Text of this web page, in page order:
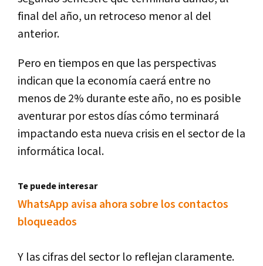
final del año, un retroceso menor al del
anterior.
Pero en tiempos en que las perspectivas
indican que la economía caerá entre no
menos de 2% durante este año, no es posible
aventurar por estos días cómo terminará
impactando esta nueva crisis en el sector de la
informática local.
Te puede interesar
WhatsApp avisa ahora sobre los contactos
bloqueados
Y las cifras del sector lo reflejan claramente.